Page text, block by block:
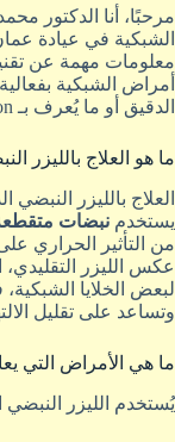
مرحبًا، أنا الدكتور
الشبكية في عيادة
معلومات مهمة عن
أمراض الشبكية
الدقيق أو ما يُعرف بـ Micropulse Photocoagulation.
ما هو العلاج بالليزر
العلاج بالليزر
يستخدم نبضات
من التأثير الحراري
عكس الليزر
لبعض الخلايا
وتساعد على تقليل
ما هي الأمراض التي
يُستخدم الليزر